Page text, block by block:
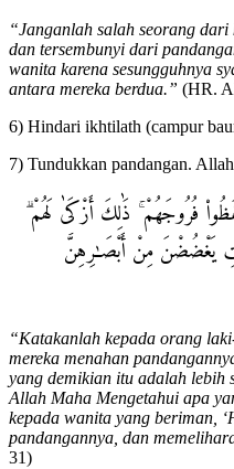
“Janganlah salah seorang
dan tersembunyi dari
wanita karena sesungguhnya
antara mereka berdua.” (HR.
6) Hindari ikhtilath (campur
7) Tundukkan pandangan.
فُرُوجَهُمْ ۚ ذَٰلِكَ أَزْكَىٰ لَهُمْ
يَغْضُضْنَ مِنْ أَبْصَـٰرِهِنَّ
“Katakanlah kepada orang
mereka menahan
yang demikian itu adalah lebih
Allah Maha Mengetahui apa
kepada wanita yang beriman,
pandangannya, dan
31)